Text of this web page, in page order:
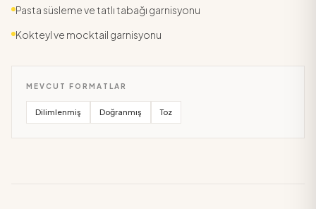
Pasta süsleme ve tatlı tabağı garnisyonu
Kokteyl ve mocktail garnisyonu
MEVCUT FORMATLAR
Dilimlenmiş Doğranmış Toz